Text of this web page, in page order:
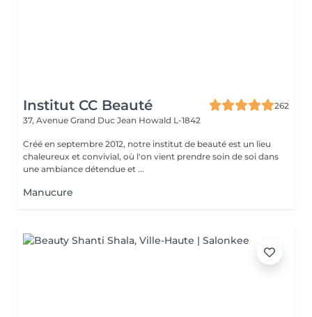
Institut CC Beauté
262
37, Avenue Grand Duc Jean Howald L-1842
Créé en septembre 2012, notre institut de beauté est un lieu
chaleureux et convivial, où l'on vient prendre soin de soi dans
une ambiance détendue et ...
Manucure